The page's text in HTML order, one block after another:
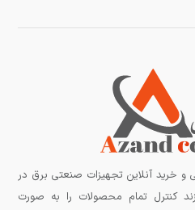
خرید آنلاین تجهیزات صنعتی برق در
کنترل تمام محصولات را به صورت